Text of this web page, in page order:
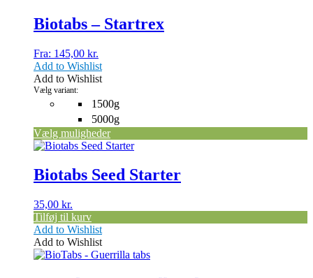
Biotabs – Startrex
Fra: 145,00 kr.
1500g
5000g
Vælg variant:
Vælg muligheder
har
flere
Mulighederne
kan
vælges
på
varesiden
Add to Wishlist
Add to Wishlist
Biotabs Seed Starter
35,00 kr.
Tilføj til kurv
Add to Wishlist
Add to Wishlist
Dette